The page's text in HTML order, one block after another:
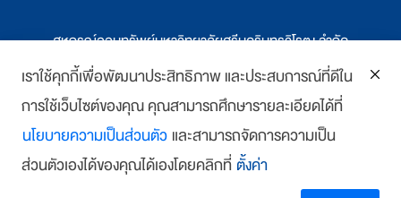
สหกรณ์ออมทรัพย์มหาวิทยาลัยศรีนครินทรวิโรฒ จำกัด
ที่ตั้ง 114 ซ.สุขุมวิท 23 ถ.สุขุมวิท กรุงเทพฯ
โทร : 02-259-1474, 02-258-0227
โทรสาร: 02-261-5703
E-mail :we*******@*******co.th
เราใช้คุกกี้เพื่อพัฒนาประสิทธิภาพ และประสบการณ์ที่ดีใน
การใช้เว็บไซต์ของคุณ คุณสามารถศึกษารายละเอียดได้ที่
นโยบายความเป็นส่วนตัว และสามารถจัดการความเป็น
ส่วนตัวเองได้ของคุณได้เองโดยคลิกที่ ตั้งค่า